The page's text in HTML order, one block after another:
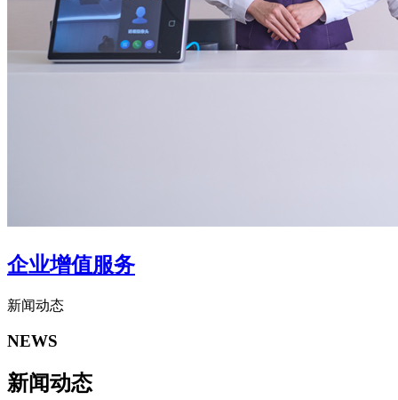
企业增值服务
新闻动态
NEWS
新闻动态